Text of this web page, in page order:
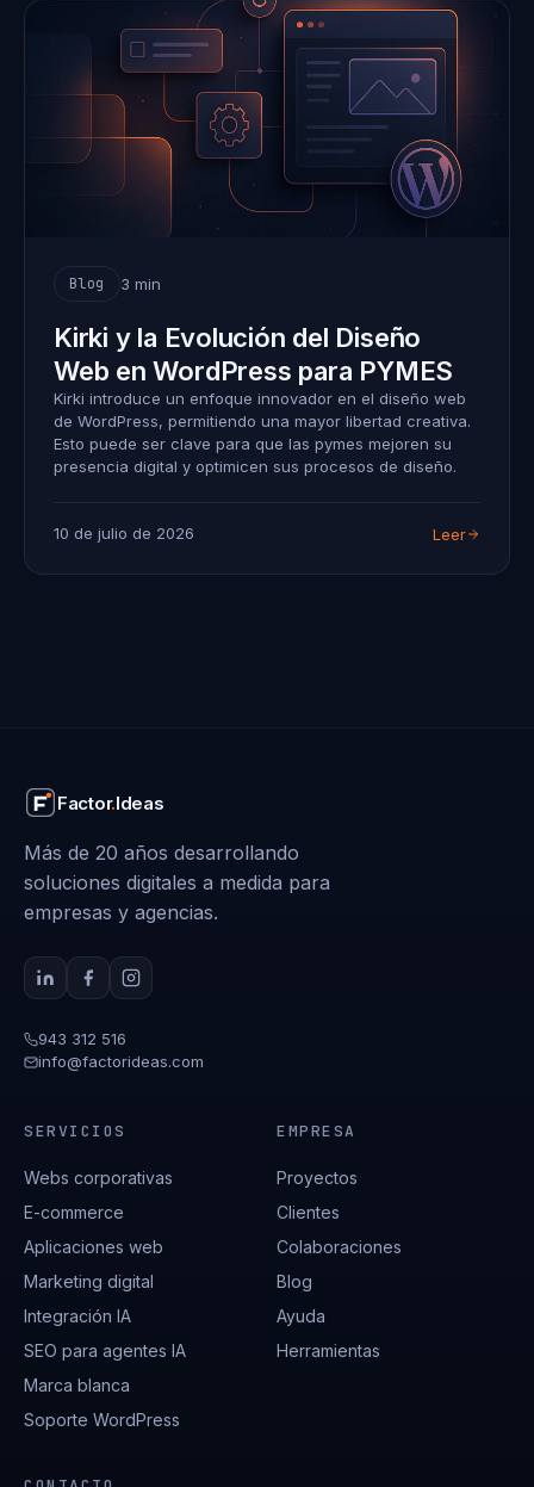
Blog 3 min
Kirki y la Evolución del Diseño
Web en WordPress para PYMES
Kirki introduce un enfoque innovador en el diseño web
de WordPress, permitiendo una mayor libertad creativa.
Esto puede ser clave para que las pymes mejoren su
presencia digital y optimicen sus procesos de diseño.
10 de julio de 2026 Leer
Factor.Ideas
Más de 20 años desarrollando
soluciones digitales a medida para
empresas y agencias.
943 312 516
info@factorideas.com
SERVICIOS
Webs corporativas
E-commerce
Aplicaciones web
Marketing digital
Integración IA
SEO para agentes IA
Marca blanca
Soporte WordPress
EMPRESA
Proyectos
Clientes
Colaboraciones
Blog
Ayuda
Herramientas